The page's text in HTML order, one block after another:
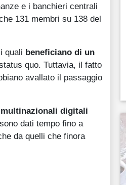
e i banchieri centrali
131 membri su 138 del
quali beneficiano di un
quo. Tuttavia, il fatto
avallato il passaggio
digitali
dati tempo fino a
da quelli che finora